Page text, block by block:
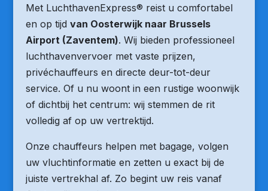
Met LuchthavenExpress® reist u comfortabel
en op tijd van Oosterwijk naar Brussels
Airport (Zaventem). Wij bieden professioneel
luchthavenvervoer met vaste prijzen,
privéchauffeurs en directe deur-tot-deur
service. Of u nu woont in een rustige woonwijk
of dichtbij het centrum: wij stemmen de rit
volledig af op uw vertrektijd.
Onze chauffeurs helpen met bagage, volgen
uw vluchtinformatie en zetten u exact bij de
juiste vertrekhal af. Zo begint uw reis vanaf